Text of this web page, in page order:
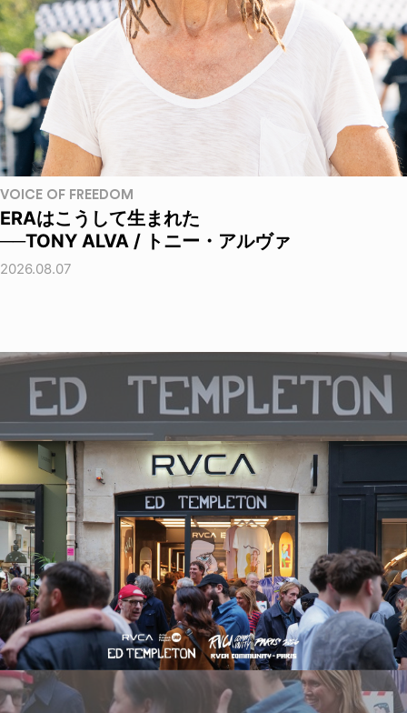
VOICE OF FREEDOM
ERAはこうして生まれた
──TONY ALVA / トニー・アルヴァ
2026.08.07